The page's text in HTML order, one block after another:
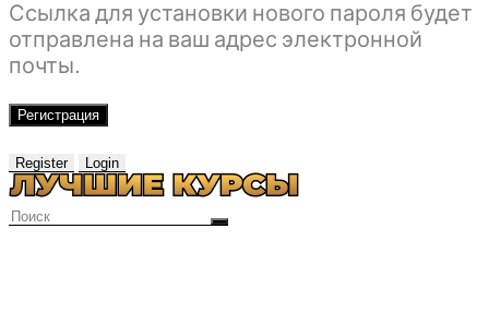
Ссылка для установки нового пароля будет
отправлена ​​на ваш адрес электронной
почты.
Регистрация
Register Login